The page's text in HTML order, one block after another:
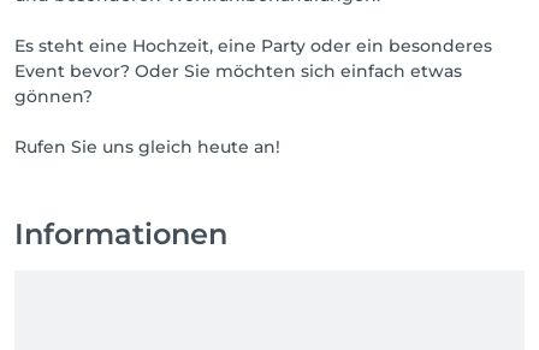
Es steht eine Hochzeit, eine Party oder ein besonderes
Event bevor? Oder Sie möchten sich einfach etwas
gönnen?
Rufen Sie uns gleich heute an!
Informationen